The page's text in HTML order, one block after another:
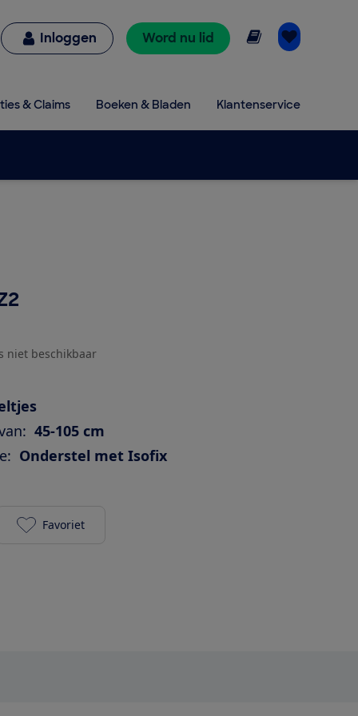
Inloggen Word nu lid Online lezen
& Claims Boeken & Bladen Klantenservice
niet beschikbaar
45-105 cm
Onderstel met Isofix
Cybex Sirona Z2 + Base Z2 toevoegen aan je
Favoriet